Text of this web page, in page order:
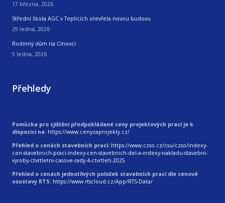
17 března, 2026
Střední škola AGC v Teplicích otevřela novou budovu
29 ledna, 2026
Rodinný dům na Cínovci
5 ledna, 2026
Přehledy
Pomůcka pro zjištění předpokládané ceny projektových prací je k
dispozici na: https://www.cenyzaprojekty.cz/
Přehled o cenách stavebních prací: https://www.czso.cz/csu/czso/indexy-
cen-stavebnich-praci-indexy-cen-stavebnich-del-a-indexy-nakladu-stavebni-
vyroby-ctvrtletni-casove-rady-4-ctvrtleti-2025
Přehled o cenách jednotlivých položek stavebních prací dle cenové
soustavy RTS: https://www.rtscloud.cz/App/RTS-Data/